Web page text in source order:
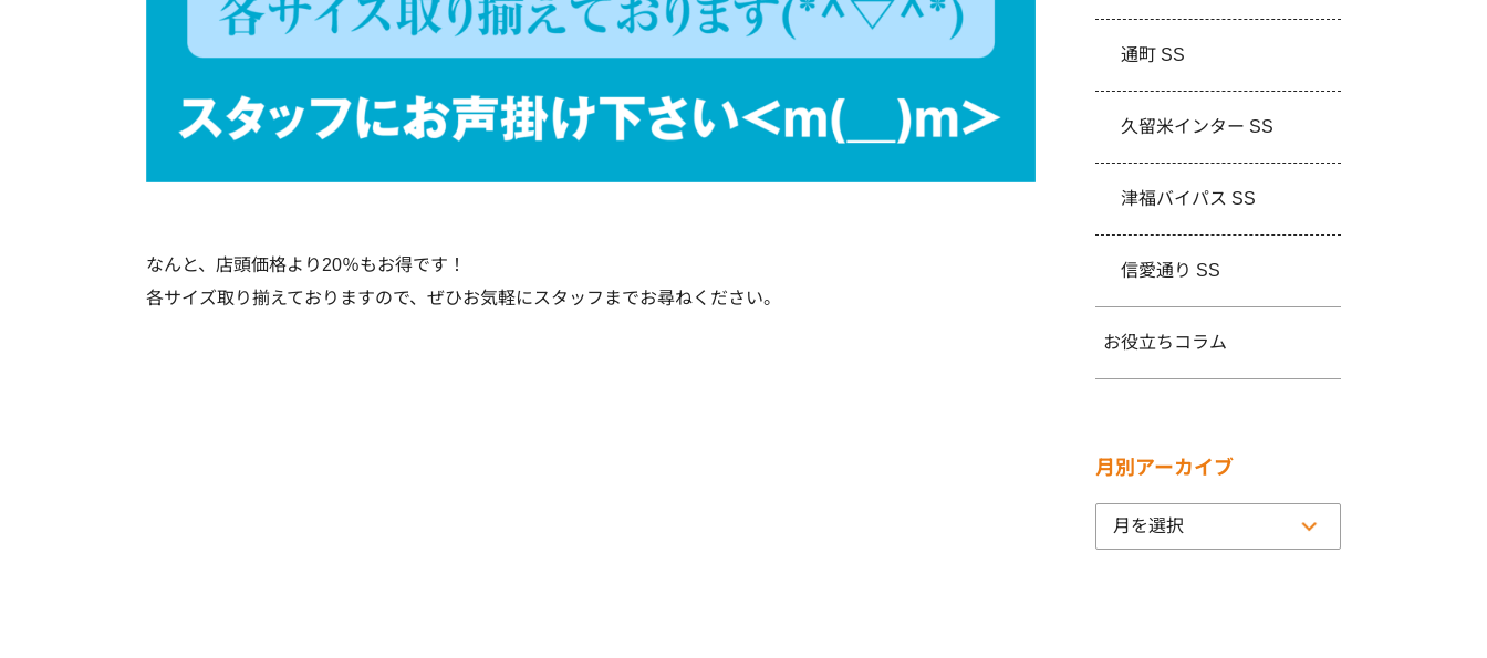
なんと、店頭価格より20％もお得です！
各サイズ取り揃えておりますので、ぜひお気軽にスタッフまでお尋ねください。
通町 SS
久留米インター SS
津福バイパス SS
信愛通り SS
お役立ちコラム
月別アーカイブ